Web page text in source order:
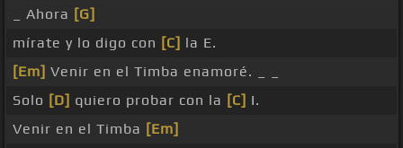
_ Ahora [G]
mírate y lo digo con [C] la E.
[Em] Venir en el Timba enamoré. _ _
Solo [D] quiero probar con la [C] I.
Venir en el Timba [Em]